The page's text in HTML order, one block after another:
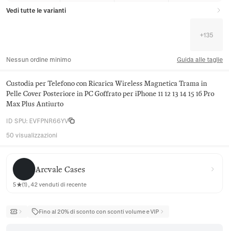
Vedi tutte le varianti
+135
Nessun ordine minimo Guida alle taglie
Custodia per Telefono con Ricarica Wireless Magnetica Trama in
Pelle Cover Posteriore in PC Goffrato per iPhone 11 12 13 14 15 16 Pro
Max Plus Antiurto
ID SPU: EVFPNR66YV
50 visualizzazioni
Arcvale Cases
Arcvale Cases
5★(1) , 42 venduti di recente
Fino al 20% di sconto con sconti volume e VIP